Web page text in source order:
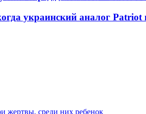
украинский аналог Patriot